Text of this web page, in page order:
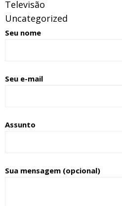
Televisão
Uncategorized
Seu nome
Seu e-mail
Assunto
Sua mensagem (opcional)